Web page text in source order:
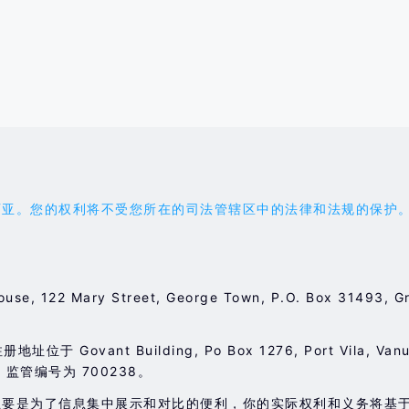
。您的权利将不受您所在的司法管辖区中的法律和法规的
122 Mary Street, George Town, P.O. Box 31493,
册地址位于 Govant Building, Po Box 1276, Port Vila,
管编号为 700238。
是为了信息集中展示和对比的便利，你的实际权利和义务将基